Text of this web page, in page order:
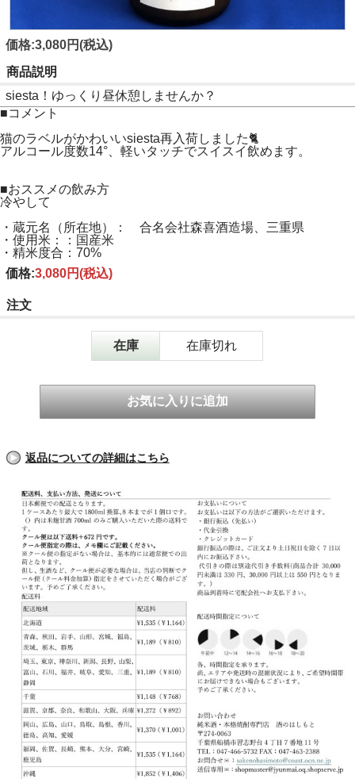
価格:3,080円(税込)
商品説明
siesta！ゆっくり昼休憩しませんか？
■コメント
猫のラベルがかわいいsiesta再入荷しました🐈
アルコール度数14°、軽いタッチでスイスイ飲めます。
■おススメの飲み方
冷やして
・蔵元名（所在地）： 合名会社森喜酒造場、三重県
・使用米：：国産米
・精米度合：70%
価格:3,080円(税込)
注文
在庫 在庫切れ
返品についての詳細はこちら